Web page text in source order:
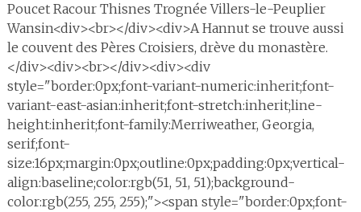
Poucet Racour Thisnes Trognée Villers-le-Peuplier
Wansin<div><br></div><div>A Hannut se trouve aussi
le couvent des Pères Croisiers, drève du monastère.
</div><div><br></div><div><div
style="border:0px;font-variant-numeric:inherit;font-
variant-east-asian:inherit;font-stretch:inherit;line-
height:inherit;font-family:Merriweather, Georgia,
serif;font-
size:16px;margin:0px;outline:0px;padding:0px;vertical-
align:baseline;color:rgb(51, 51, 51);background-
color:rgb(255, 255, 255);"><span style="border:0px;font-